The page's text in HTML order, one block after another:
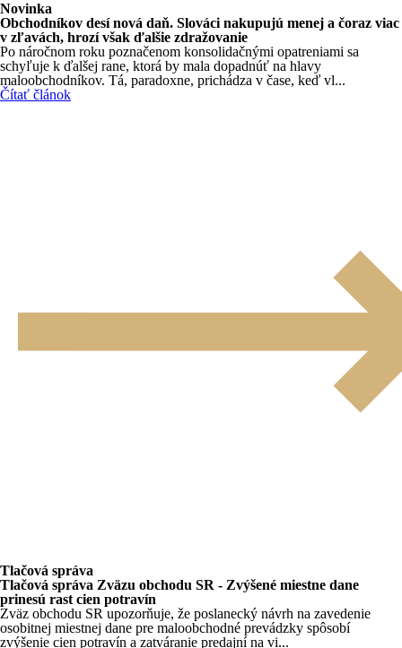
Novinka
Obchodníkov desí nová daň. Slováci nakupujú menej a čoraz viac
v zľavách, hrozí však ďalšie zdražovanie
Po náročnom roku poznačenom konsolidačnými opatreniami sa
schyľuje k ďalšej rane, ktorá by mala dopadnúť na hlavy
maloobchodníkov. Tá, paradoxne, prichádza v čase, keď vl...
Čítať článok
Tlačová správa
Tlačová správa Zväzu obchodu SR - Zvýšené miestne dane
prinesú rast cien potravín
Zväz obchodu SR upozorňuje, že poslanecký návrh na zavedenie
osobitnej miestnej dane pre maloobchodné prevádzky spôsobí
zvýšenie cien potravín a zatváranie predajní na vi...